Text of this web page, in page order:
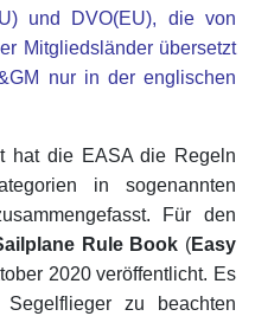
und DVO(EU), die von
Mitgliedsländer übersetzt
nur in der englischen
hat die EASA die Regeln
in sogenannten
Für den
Rule Book (Easy
2020 veröffentlicht. Es
zu beachten